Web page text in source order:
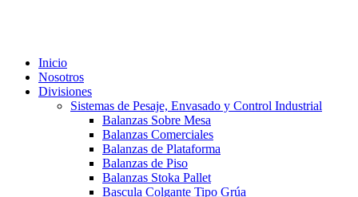
Inicio
Nosotros
Divisiones
Sistemas de Pesaje, Envasado y Control Industrial
Balanzas Sobre Mesa
Balanzas Comerciales
Balanzas de Plataforma
Balanzas de Piso
Balanzas Stoka Pallet
Bascula Colgante Tipo Grúa